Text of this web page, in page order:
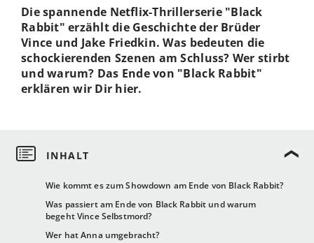
Wie kommt es zum Showdown am Ende von Black Rabbit?
Was passiert am Ende von Black Rabbit und warum
begeht Vince Selbstmord?
Wer hat Anna umgebracht?
Die spannende Netflix-Thrillerserie "Black
Rabbit" erzählt die Geschichte der Brüder
Vince und Jake Friedkin. Was bedeuten die
schockierenden Szenen am Schluss? Wer stirbt
und warum? Das Ende von "Black Rabbit"
erklären wir Dir hier.